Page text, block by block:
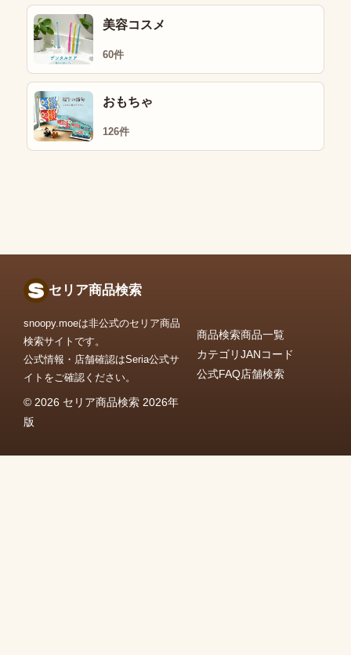
美容コスメ
60件
おもちゃ
126件
セリア商品検索
snoopy.moeは非公式のセリア商品
検索サイトです。
公式情報・店舗確認はSeria公式サ
イトをご確認ください。
© 2026 セリア商品検索 2026年
版
商品検索商品一覧
カテゴリJANコード
公式FAQ店舗検索